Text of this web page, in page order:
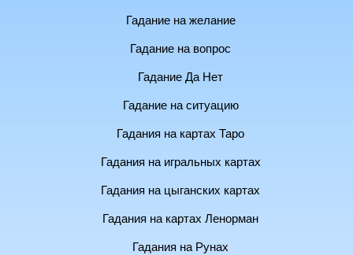
Гадание на желание
Гадание на вопрос
Гадание Да Нет
Гадание на ситуацию
Гадания на картах Таро
Гадания на игральных картах
Гадания на цыганских картах
Гадания на картах Ленорман
Гадания на Рунах